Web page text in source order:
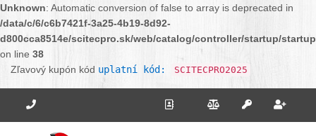
Unknown: Automatic conversion of false to array is deprecated in
/data/c/6/c6b7421f-3a25-4b19-8d92-
d800cca8514e/scitecpro.sk/web/catalog/controller/startup/
on line 38
Zľavový kupón kód uplatní kód: SCITECPRO2025
Potrebujete poradiť? Zavolajte nám. Kontakt Porovnanie
Prihlásiť sa